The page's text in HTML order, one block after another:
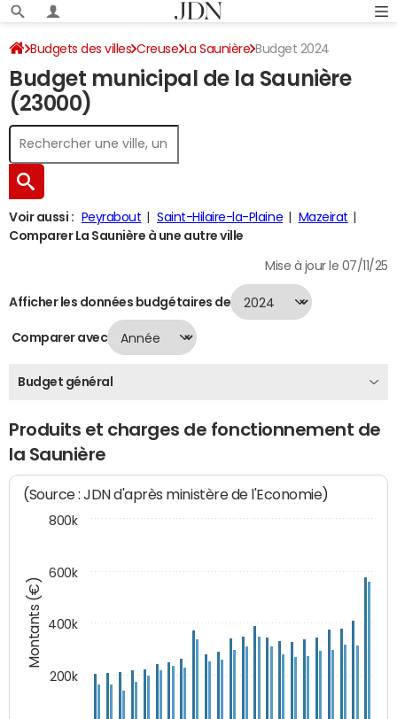
Budgets des villes Creuse La Saunière Budget 2024
Budget municipal de la Saunière
(23000)
Voir aussi : Peyrabout Saint-Hilaire-la-Plaine
Mazeirat
Comparer La Saunière à une autre ville
Mise à jour le 07/11/25
Afficher les données budgétaires de
Comparer avec
Budget général
Produits et charges de fonctionnement de
la Saunière
Montants (€)
(Source : JDN d'après ministère de l'Economie)
200k
400k
600k
800k